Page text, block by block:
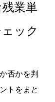
業単
ック
否かを判
トをまと